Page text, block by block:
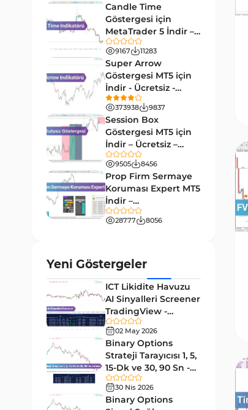
Vadeli İşlem Piyasası MT4
Göstergeleri
Emtia Piyasası MT4
Göstergeleri
MetaTrader 4 için Volume
Profile Göstergeleri
2
KillZones MT4 Göstergeleri
Elliott Dalga Teorisi MT4
Göstergeleri
9
Giriş ve Çıkış MT4 Göstergeleri
Grafik ve Klasik MT4
Göstergeleri
48
Momentum MT4 Göstergeleri
Göstergeleri
Forward Piyasası MT4
Göstergeleri
Döngüler MT4 Göstergeleri
Arz ve Talep MT4 Göstergeleri
Kırılma MT4 Göstergeleri 95
Likidite MT4 Göstergeleri
Candle Time
Göstergesi için
MetaTrader 5 İndir –
[TradingFinder]
9167 11283
Super Arrow
Göstergesi MT5 için
İndir - Ücretsiz -
[Trading Finder]
373938 9837
Session Box
Göstergesi MT5 için
İndir – Ücretsiz –
TradingFinder
9505 8456
Prop Firm Sermaye
Koruması Expert MT5
İndir –
[TradingFinder]
28777 8056
Yeni Göstergeler
ICT Likidite Havuzu
AI Sinyalleri Screener
TradingView -
[TradingFinder]
Ücretsiz
02 May 2026
Binary Options
Strateji Tarayıcısı 1, 5,
15-Dk ve 30, 90 Sn -
[TradingFinder]
30 Nis 2026
Binary Options